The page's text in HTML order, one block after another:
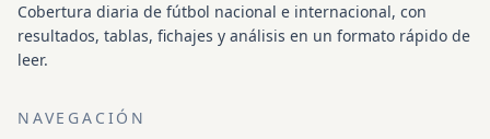
Cobertura diaria de fútbol nacional e internacional, con
resultados, tablas, fichajes y análisis en un formato rápido de
leer.
NAVEGACIÓN